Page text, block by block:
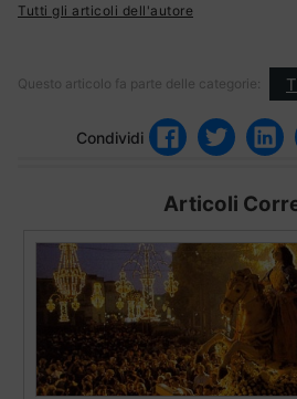
Tutti gli articoli dell'autore
Questo articolo fa parte delle categorie:
Condividi
Articoli